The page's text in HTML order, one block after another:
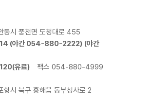
시 풍천면 도청대로 455
(야간 054-880-2222) (야간
(유료)
팩스 054-880-4999
시 북구 흥해읍 동부청사로 2